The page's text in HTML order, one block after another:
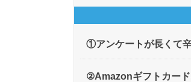
①アンケートが長くて
②Amazonギフトカー